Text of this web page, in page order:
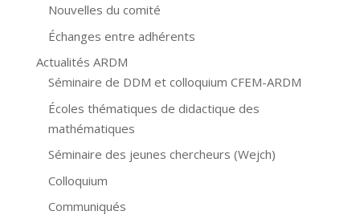
Nouvelles du comité
Échanges entre adhérents
Actualités ARDM
Séminaire de DDM et colloquium CFEM-ARDM
Écoles thématiques de didactique des
mathématiques
Séminaire des jeunes chercheurs (Wejch)
Colloquium
Communiqués